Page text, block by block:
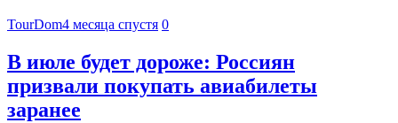
TourDom4 месяца спустя 0
В июле будет дороже: Россиян
призвали покупать авиабилеты
заранее